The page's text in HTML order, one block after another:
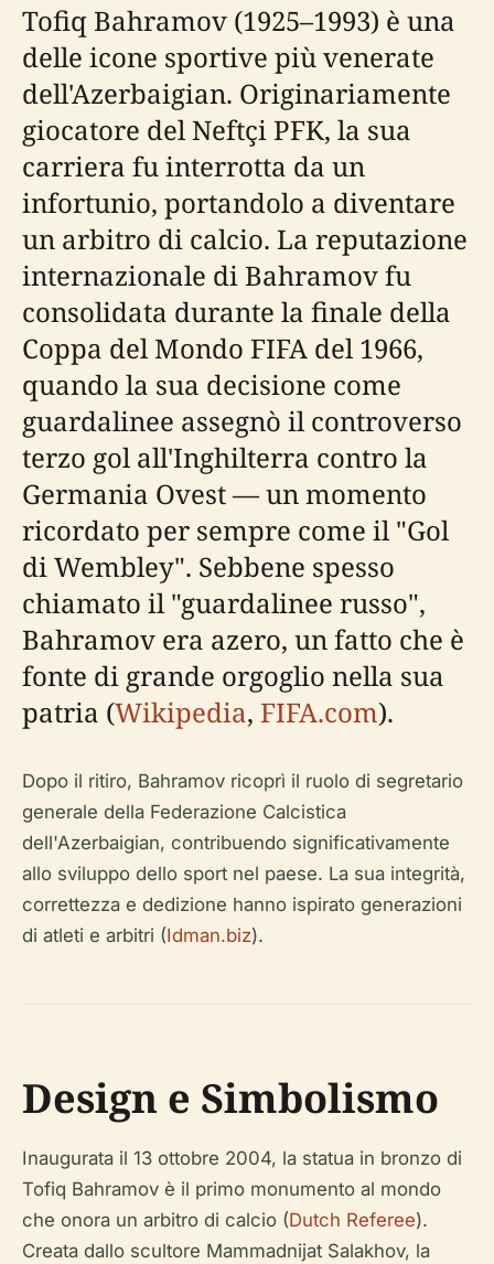
Tofiq Bahramov (1925–1993) è una
delle icone sportive più venerate
dell'Azerbaigian. Originariamente
giocatore del Neftçi PFK, la sua
carriera fu interrotta da un
infortunio, portandolo a diventare
un arbitro di calcio. La reputazione
internazionale di Bahramov fu
consolidata durante la finale della
Coppa del Mondo FIFA del 1966,
quando la sua decisione come
guardalinee assegnò il controverso
terzo gol all'Inghilterra contro la
Germania Ovest — un momento
ricordato per sempre come il "Gol
di Wembley". Sebbene spesso
chiamato il "guardalinee russo",
Bahramov era azero, un fatto che è
fonte di grande orgoglio nella sua
patria (Wikipedia, FIFA.com).
Dopo il ritiro, Bahramov ricoprì il ruolo di segretario
generale della Federazione Calcistica
dell'Azerbaigian, contribuendo significativamente
allo sviluppo dello sport nel paese. La sua integrità,
correttezza e dedizione hanno ispirato generazioni
di atleti e arbitri (Idman.biz).
Design e Simbolismo
Inaugurata il 13 ottobre 2004, la statua in bronzo di
Tofiq Bahramov è il primo monumento al mondo
che onora un arbitro di calcio (Dutch Referee).
Creata dallo scultore Mammadnijat Salakhov, la